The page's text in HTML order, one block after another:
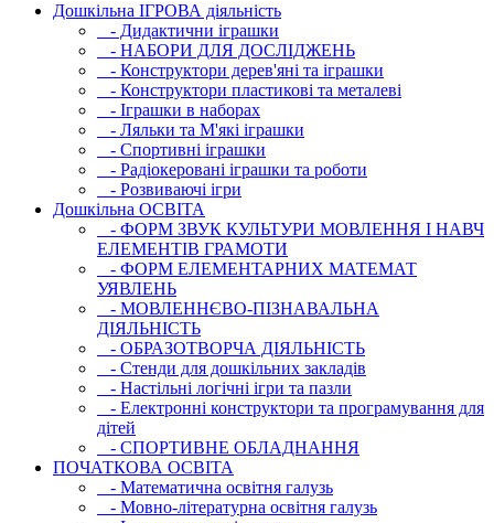
Дошкільна ІГРОВА діяльність
- Дидактични іграшки
- НАБОРИ ДЛЯ ДОСЛІДЖЕНЬ
- Конструктори дерев'яні та іграшки
- Конструктори пластикові та металеві
- Іграшки в наборах
- Ляльки та М'які іграшки
- Спортивні іграшки
- Радіокеровані іграшки та роботи
- Розвиваючі ігри
Дошкільна ОСВIТА
- ФОРМ ЗВУК КУЛЬТУРИ МОВЛЕННЯ І НАВЧ
ЕЛЕМЕНТІВ ГРАМОТИ
- ФОРМ ЕЛЕМЕНТАРНИХ МАТЕМАТ
УЯВЛЕНЬ
- МОВЛЕННЄВО-ПІЗНАВАЛЬНА
ДІЯЛЬНІСТЬ
- ОБРАЗОТВОРЧА ДІЯЛЬНІСТЬ
- Стенди для дошкільних закладів
- Настільні логічні ігри та пазли
- Електронні конструктори та програмування для
дітей
- СПОРТИВНЕ ОБЛАДНАННЯ
ПОЧАТКОВА ОСВIТА
- Математична освітня галузь
- Мовно-літературна освітня галузь